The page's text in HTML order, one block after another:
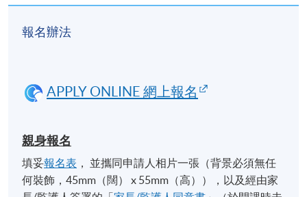
報名辦法
APPLY ONLINE 網上報名
親身報名
填妥報名表 ， 並攜同申請人相片一張（背景必須無任
何裝飾，45mm（闊） x 55mm（高）），以及經由家